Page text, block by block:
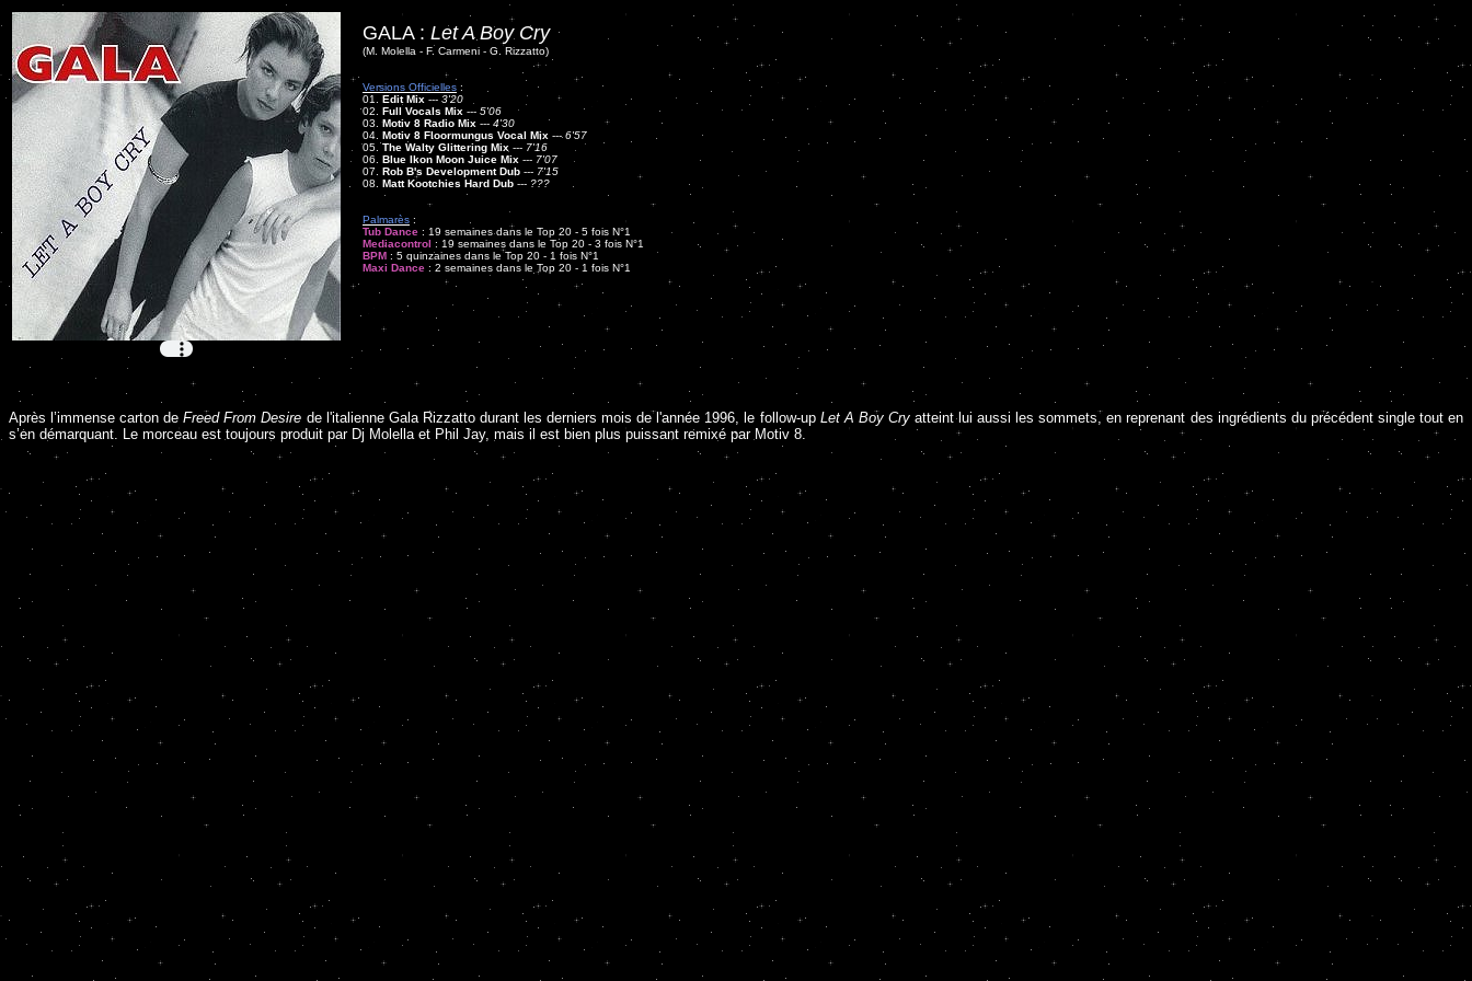
GALA : Let A Boy Cry
(M. Molella - F. Carmeni - G. Rizzatto)
Versions Officielles :
01. Edit Mix --- 3'20
02. Full Vocals Mix --- 5'06
03.Motiv 8 Radio Mix --- 4'30
04. Motiv 8 Floormungus Vocal Mix ---6'57
05.The Walty Glittering Mix --- 7'16
06. Blue Ikon Moon Juice Mix --- 7'07
07. Rob B's Development Dub --- 7'15
08. Matt Kootchies Hard Dub --- ???
Palmarès :
Tub Dance : 19 semaines dans le Top 20 - 5 fois N°1
Mediacontrol : 19 semaines dans le Top 20 - 3 fois N°1
BPM : 5 quinzaines dans le Top 20 - 1 fois N°1
Maxi Dance : 2 semaines dans le Top 20 - 1 fois N°1
Après l’immense carton deFreed From Desire de l'italienne Gala Rizzatto durant les derniers mois de l'année 1996, le follow-up Let A Boy Cryatteint lui aussi les sommets, en reprenant des ingrédients du précédent single tout en
s’en démarquant. Le morceau est toujours produit par Dj Molella et Phil Jay, mais il est bien plus puissant remixé par Motiv 8.